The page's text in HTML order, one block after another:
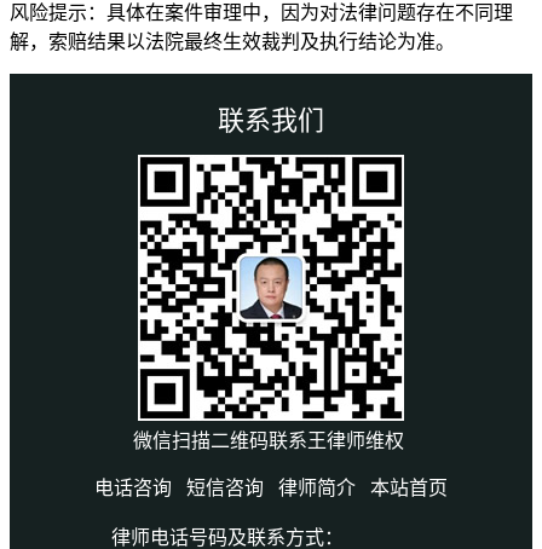
风险提示：具体在案件审理中，因为对法律问题存在不同理
解，索赔结果以法院最终生效裁判及执行结论为准。
联系我们
微信扫描二维码联系王律师维权
电话咨询 短信咨询 律师简介 本站首页
律师电话号码及联系方式：